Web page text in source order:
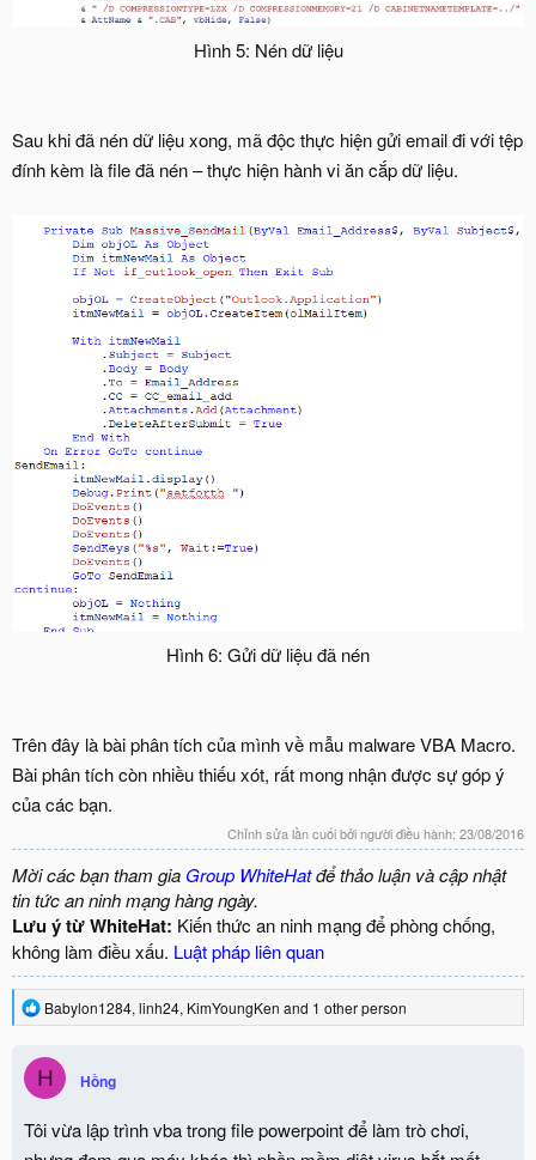
Hình 5: Nén dữ liệu​
Sau khi đã nén dữ liệu xong, mã độc thực hiện gửi email đi với tệp
đính kèm là file đã nén – thực hiện hành vi ăn cắp dữ liệu.
Hình 6: Gửi dữ liệu đã nén​
Trên đây là bài phân tích của mình về mẫu malware VBA Macro.
Bài phân tích còn nhiều thiếu xót, rất mong nhận được sự góp ý
của các bạn.
Chỉnh sửa lần cuối bởi người điều hành: 23/08/2016
Mời các bạn tham gia Group WhiteHatđể thảo luận và cập nhật
tin tức an ninh mạng hàng ngày.
Lưu ý từ WhiteHat: Kiến thức an ninh mạng để phòng chống,
không làm điều xấu. Luật pháp liên quan
R
e
c
t
i
o
n
Babylon1284,linh24, KimYoungKen and 1 other person
H Hồng
Tôi vừa lập trình vba trong file powerpoint để làm trò chơi,